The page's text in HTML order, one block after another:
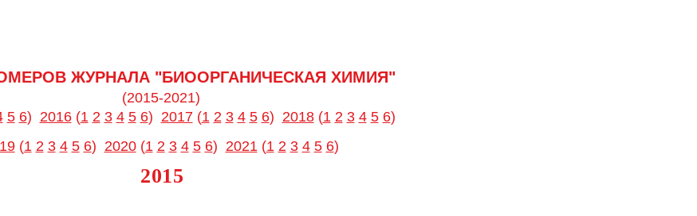
ЖУРНАЛА "БИООРГАНИЧЕСКАЯ ХИМИЯ"
(2015-2021)
5 6) 2016(1 2 3 4 5 6) 2017(1 2 3 4 5 6) 2018(1 2 3 4 5 6)
(1 2 3 4 5 6) 2020 (1 2 3 4 5 6) 2021(1 2 3 4 5 6)
2015